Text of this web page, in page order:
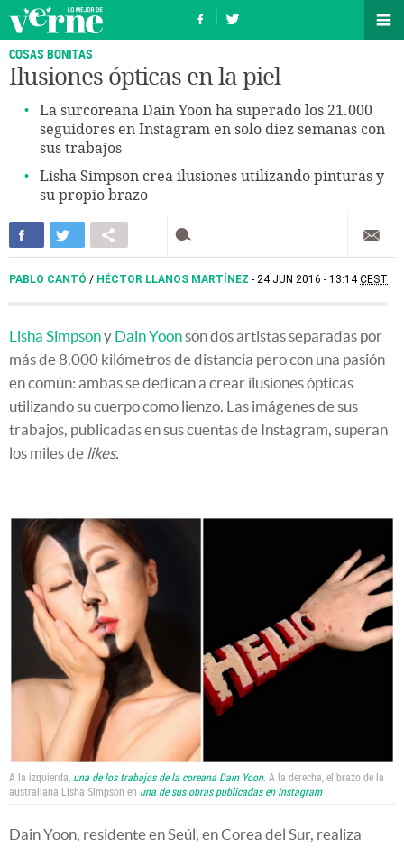
COSAS BONITAS
Ilusiones ópticas en la piel
La surcoreana Dain Yoon ha superado los 21.000
seguidores en Instagram en solo diez semanas con
sus trabajos
Lisha Simpson crea ilusiones utilizando pinturas y
su propio brazo
PABLO CANTÓ / HÉCTOR LLANOS MARTÍNEZ 24 JUN 2016 - 13:14CEST
Lisha Simpsony Dain Yoonson dos artistas separadas por
más de 8.000 kilómetros de distancia pero con una pasión
en común: ambas se dedican a crear ilusiones ópticas
utilizando su cuerpo como lienzo. Las imágenes de sus
trabajos, publicadas en sus cuentas de Instagram, superan
los miles de likes.
A la izquierda, una de los trabajos de la coreana Dain Yoon. A la derecha, el brazo de la
australiana Lisha Simpson en una de sus obras publicadas en Instagram
Dain Yoon, residente en Seúl, en Corea del Sur, realiza